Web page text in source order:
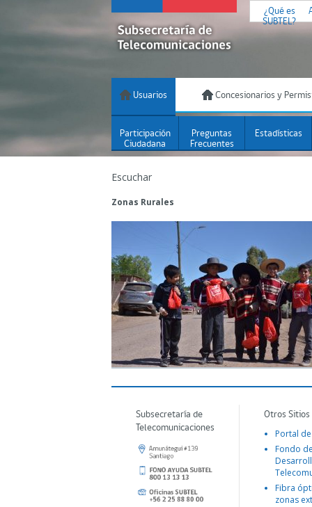
¿Qué es
SUBTEL?
Usuarios Concesionarios y
Participación
Ciudadana
Preguntas
Frecuentes
Estadísticas
Escuchar
Zonas Rurales
Subsecretaría de
Telecomunicaciones
Otros
Portal
Fondo
Fibra
zonas